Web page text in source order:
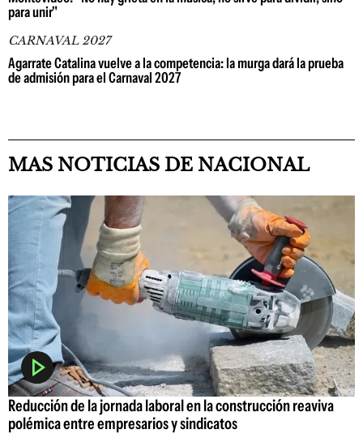
para unir"
CARNAVAL 2027
Agarrate Catalina vuelve a la competencia: la murga dará la prueba
de admisión para el Carnaval 2027
MAS NOTICIAS DE NACIONAL
Reducción de la jornada laboral en la construcción reaviva
polémica entre empresarios y sindicatos